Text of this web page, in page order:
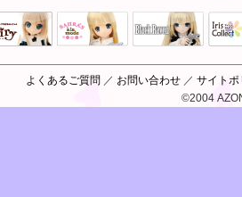
よくあるご質問 ／ お問い合わせ ／ サイトポ
©2004